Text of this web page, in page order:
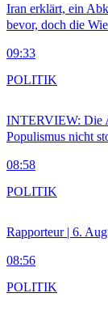
Iran erklärt, ein
bevor, doch die
09:33
INTERVIEW: Die
Populismus nicht
08:58
POLITIK
Rapporteur | 6.
08:56
POLITIK
POLITIK